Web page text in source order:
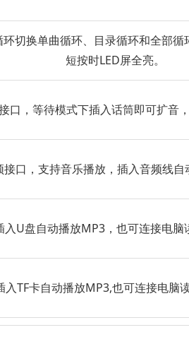
切换单曲循环、目录循环和全部
短按时LED屏全亮。
口，等待模式下插入话筒即可扩音
口，支持音乐播放，插入音频线自
入U盘自动播放MP3，也可连接电脑
入TF卡自动播放MP3,也可连接电脑读